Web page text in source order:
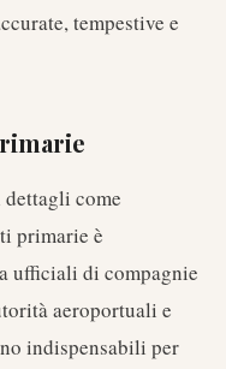
tempestive e
come
primarie è
ufficiali di compagnie
aeroportuali e
indispensabili per